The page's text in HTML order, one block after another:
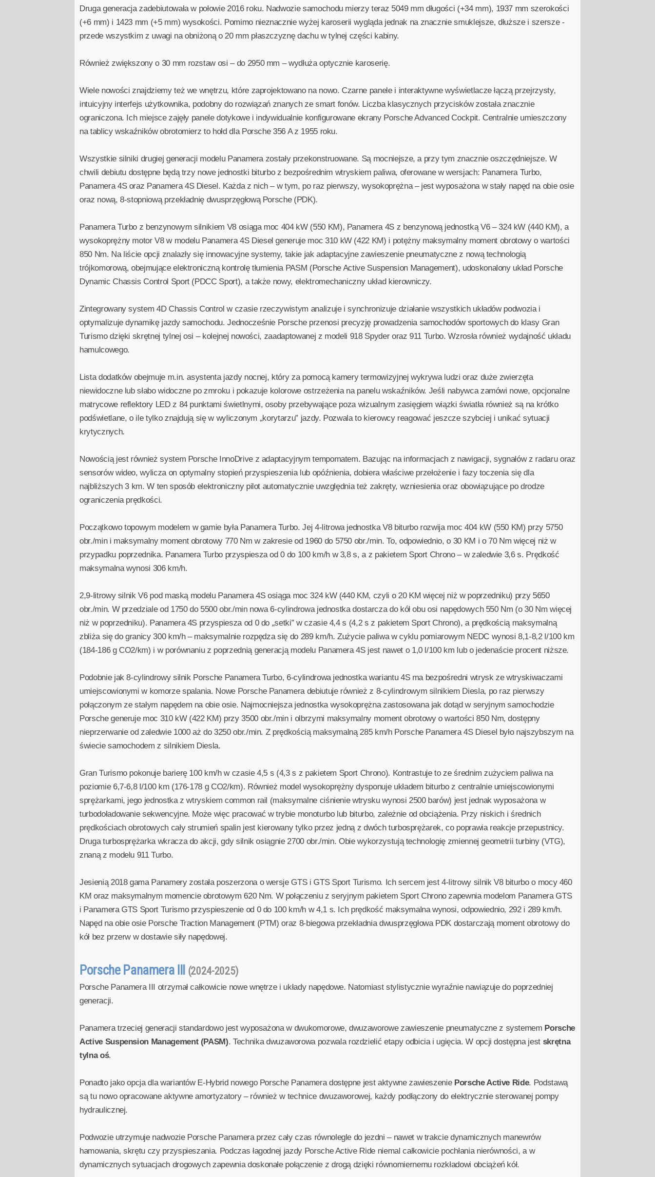
Druga generacja zadebiutowała w połowie 2016 roku. Nadwozie samochodu mierzy teraz 5049 mm długości (+34 mm), 1937 mm szerokości
(+6 mm) i 1423 mm (+5 mm) wysokości. Pomimo nieznacznie wyżej karoserii wygląda jednak na znacznie smuklejsze, dłuższe i szersze -
przede wszystkim z uwagi na obniżoną o 20 mm płaszczyznę dachu w tylnej części kabiny.
Również zwiększony o 30 mm rozstaw osi – do 2950 mm – wydłuża optycznie karoserię.
Wiele nowości znajdziemy też we wnętrzu, które zaprojektowano na nowo. Czarne panele i interaktywne wyświetlacze łączą przejrzysty,
intuicyjny interfejs użytkownika, podobny do rozwiązań znanych ze smart fonów. Liczba klasycznych przycisków została znacznie
ograniczona. Ich miejsce zajęły panele dotykowe i indywidualnie konfigurowane ekrany Porsche Advanced Cockpit. Centralnie umieszczony
na tablicy wskaźników obrotomierz to hołd dla Porsche 356 A z 1955 roku.
Wszystkie silniki drugiej generacji modelu Panamera zostały przekonstruowane. Są mocniejsze, a przy tym znacznie oszczędniejsze. W
chwili debiutu dostępne będą trzy nowe jednostki biturbo z bezpośrednim wtryskiem paliwa, oferowane w wersjach: Panamera Turbo,
Panamera 4S oraz Panamera 4S Diesel. Każda z nich – w tym, po raz pierwszy, wysokoprężna – jest wyposażona w stały napęd na obie osie
oraz nową, 8-stopniową przekładnię dwusprzęgłową Porsche (PDK).
Panamera Turbo z benzynowym silnikiem V8 osiąga moc 404 kW (550 KM), Panamera 4S z benzynową jednostką V6 – 324 kW (440 KM), a
wysokoprężny motor V8 w modelu Panamera 4S Diesel generuje moc 310 kW (422 KM) i potężny maksymalny moment obrotowy o wartości
850 Nm. Na liście opcji znalazły się innowacyjne systemy, takie jak adaptacyjne zawieszenie pneumatyczne z nową technologią
trójkomorową, obejmujące elektroniczną kontrolę tłumienia PASM (Porsche Active Suspension Management), udoskonalony układ Porsche
Dynamic Chassis Control Sport (PDCC Sport), a także nowy, elektromechaniczny układ kierowniczy.
Zintegrowany system 4D Chassis Control w czasie rzeczywistym analizuje i synchronizuje działanie wszystkich układów podwozia i
optymalizuje dynamikę jazdy samochodu. Jednocześnie Porsche przenosi precyzję prowadzenia samochodów sportowych do klasy Gran
Turismo dzięki skrętnej tylnej osi – kolejnej nowości, zaadaptowanej z modeli 918 Spyder oraz 911 Turbo. Wzrosła również wydajność układu
hamulcowego.
Lista dodatków obejmuje m.in. asystenta jazdy nocnej, który za pomocą kamery termowizyjnej wykrywa ludzi oraz duże zwierzęta
niewidoczne lub słabo widoczne po zmroku i pokazuje kolorowe ostrzeżenia na panelu wskaźników. Jeśli nabywca zamówi nowe, opcjonalne
matrycowe reflektory LED z 84 punktami świetlnymi, osoby przebywające poza wizualnym zasięgiem wiązki światła również są na krótko
podświetlane, o ile tylko znajdują się w wyliczonym „korytarzu” jazdy. Pozwala to kierowcy reagować jeszcze szybciej i unikać sytuacji
krytycznych.
Nowością jest również system Porsche InnoDrive z adaptacyjnym tempomatem. Bazując na informacjach z nawigacji, sygnałów z radaru oraz
sensorów wideo, wylicza on optymalny stopień przyspieszenia lub opóźnienia, dobiera właściwe przełożenie i fazy toczenia się dla
najbliższych 3 km. W ten sposób elektroniczny pilot automatycznie uwzględnia też zakręty, wzniesienia oraz obowiązujące po drodze
ograniczenia prędkości.
Początkowo topowym modelem w gamie była Panamera Turbo. Jej 4-litrowa jednostka V8 biturbo rozwija moc 404 kW (550 KM) przy 5750
obr./min i maksymalny moment obrotowy 770 Nm w zakresie od 1960 do 5750 obr./min. To, odpowiednio, o 30 KM i o 70 Nm więcej niż w
przypadku poprzednika. Panamera Turbo przyspiesza od 0 do 100 km/h w 3,8 s, a z pakietem Sport Chrono – w zaledwie 3,6 s. Prędkość
maksymalna wynosi 306 km/h.
2,9-litrowy silnik V6 pod maską modelu Panamera 4S osiąga moc 324 kW (440 KM, czyli o 20 KM więcej niż w poprzedniku) przy 5650
obr./min. W przedziale od 1750 do 5500 obr./min nowa 6-cylindrowa jednostka dostarcza do kół obu osi napędowych 550 Nm (o 30 Nm więcej
niż w poprzedniku). Panamera 4S przyspiesza od 0 do „setki” w czasie 4,4 s (4,2 s z pakietem Sport Chrono), a prędkością maksymalną
zbliża się do granicy 300 km/h – maksymalnie rozpędza się do 289 km/h. Zużycie paliwa w cyklu pomiarowym NEDC wynosi 8,1-8,2 l/100 km
(184-186 g CO2/km) i w porównaniu z poprzednią generacją modelu Panamera 4S jest nawet o 1,0 l/100 km lub o jedenaście procent niższe.
Podobnie jak 8-cylindrowy silnik Porsche Panamera Turbo, 6-cylindrowa jednostka wariantu 4S ma bezpośredni wtrysk ze wtryskiwaczami
umiejscowionymi w komorze spalania. Nowe Porsche Panamera debiutuje również z 8-cylindrowym silnikiem Diesla, po raz pierwszy
połączonym ze stałym napędem na obie osie. Najmocniejsza jednostka wysokoprężna zastosowana jak dotąd w seryjnym samochodzie
Porsche generuje moc 310 kW (422 KM) przy 3500 obr./min i olbrzymi maksymalny moment obrotowy o wartości 850 Nm, dostępny
nieprzerwanie od zaledwie 1000 aż do 3250 obr./min. Z prędkością maksymalną 285 km/h Porsche Panamera 4S Diesel było najszybszym na
świecie samochodem z silnikiem Diesla.
Gran Turismo pokonuje barierę 100 km/h w czasie 4,5 s (4,3 s z pakietem Sport Chrono). Kontrastuje to ze średnim zużyciem paliwa na
poziomie 6,7-6,8 l/100 km (176-178 g CO2/km). Również model wysokoprężny dysponuje układem biturbo z centralnie umiejscowionymi
sprężarkami, jego jednostka z wtryskiem common rail (maksymalne ciśnienie wtrysku wynosi 2500 barów) jest jednak wyposażona w
turbodoładowanie sekwencyjne. Może więc pracować w trybie monoturbo lub biturbo, zależnie od obciążenia. Przy niskich i średnich
prędkościach obrotowych cały strumień spalin jest kierowany tylko przez jedną z dwóch turbosprężarek, co poprawia reakcje przepustnicy.
Druga turbosprężarka wkracza do akcji, gdy silnik osiągnie 2700 obr./min. Obie wykorzystują technologię zmiennej geometrii turbiny (VTG),
znaną z modelu 911 Turbo.
Jesienią 2018 gama Panamery została poszerzona o wersje GTS i GTS Sport Turismo. Ich sercem jest 4-litrowy silnik V8 biturbo o mocy 460
KM oraz maksymalnym momencie obrotowym 620 Nm. W połączeniu z seryjnym pakietem Sport Chrono zapewnia modelom Panamera GTS
i Panamera GTS Sport Turismo przyspieszenie od 0 do 100 km/h w 4,1 s. Ich prędkość maksymalna wynosi, odpowiednio, 292 i 289 km/h.
Napęd na obie osie Porsche Traction Management (PTM) oraz 8-biegowa przekładnia dwusprzęgłowa PDK dostarczają moment obrotowy do
kół bez przerw w dostawie siły napędowej.
Porsche Panamera III (2024-2025)
Porsche Panamera III otrzymał całkowicie nowe wnętrze i układy napędowe. Natomiast stylistycznie wyraźnie nawiązuje do poprzedniej
generacji.
Panamera trzeciej generacji standardowo jest wyposażona w dwukomorowe, dwuzaworowe zawieszenie pneumatyczne z systemem Porsche
Active Suspension Management (PASM). Technika dwuzaworowa pozwala rozdzielić etapy odbicia i ugięcia. W opcji dostępna jest skrętna
tylna oś.
Ponadto jako opcja dla wariantów E-Hybrid nowego Porsche Panamera dostępne jest aktywne zawieszenie Porsche Active Ride. Podstawą
są tu nowo opracowane aktywne amortyzatory – również w technice dwuzaworowej, każdy podłączony do elektrycznie sterowanej pompy
hydraulicznej.
Podwozie utrzymuje nadwozie Porsche Panamera przez cały czas równolegle do jezdni – nawet w trakcie dynamicznych manewrów
hamowania, skrętu czy przyspieszania. Podczas łagodnej jazdy Porsche Active Ride niemal całkowicie pochłania nierówności, a w
dynamicznych sytuacjach drogowych zapewnia doskonałe połączenie z drogą dzięki równomiernemu rozkładowi obciążeń kół.